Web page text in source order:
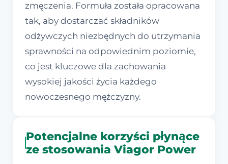
zmęczenia. Formuła została opracowana
tak, aby dostarczać składników
odżywczych niezbędnych do utrzymania
sprawności na odpowiednim poziomie,
co jest kluczowe dla zachowania
wysokiej jakości życia każdego
nowoczesnego mężczyzny.
Potencjalne korzyści płynące
ze stosowania Viagor Power